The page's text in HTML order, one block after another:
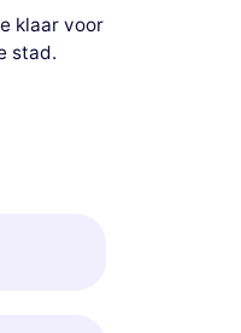
klaar voor
stad.